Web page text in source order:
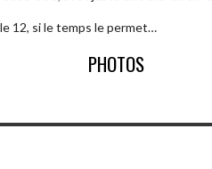
12, si le temps le permet…
PHOTOS